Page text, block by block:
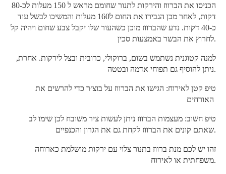
הכניסו את הברווז והירקות לתנור שחומם מראש ל 150 מעלות לכ-80
דקות, לאחר מכן הגבירו את החום ל160 מעלות והמשיכו לבשל עוד
כ-40 דקות. נדע שהברווז מוכן כשהעור שלו יקבל צבע שחום ויהיה קל
לחרוץ את הבשר באמצעות סכין.
למנה קטוגנית נשתמש בשום, ברוקולי, כרובית ובצל לירקות. אחרת,
ניתן להוסיף גם תפוחי אדמה ובטטה.
טיפ קטן לאירוח: הגישו את הברווז על בוצ׳ר כדי להרשים את
טיפ חשוב: מעצמות הברווז ניתן לעשות ציר משובח לכן שימו לב
שאתם קונים את הברווז לקחת גם את הגרון והכנפיים.
זהו יש לכם מנת ברווז בתנור צלוי עם ירקות מושלמת כארוחה
משפחתית או לאירוח.